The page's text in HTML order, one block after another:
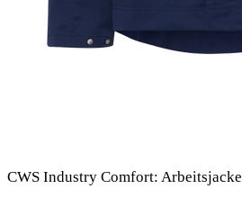
CWS Industry Comfort: Arbeitsjacke